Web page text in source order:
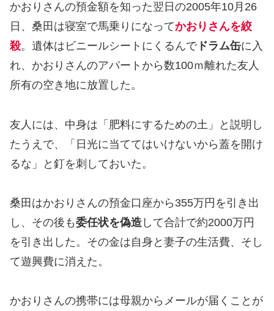
かおりさんの預金額を知った翌日の2005年10月26
日、桑田は寝室で馬乗りになってかおりさんを絞
殺。遺体はビニールシートにくるんでドラム缶に入
れ、かおりさんのアパートから数100ｍ離れた友人
所有の空き地に放置した。
友人には、中身は「肥料にするための土」と説明し
たうえで、「日光に当ててはいけないから蓋を開け
るな」と釘を刺しておいた。
桑田はかおりさんの預金口座から355万円を引き出
し、その後も委任状を偽造 して合計で約2000万円
を引き出した。その金は自身と妻子の生活費、そし
て遊興費に消えた。
かおりさんの携帯には母親からメールが届くことが